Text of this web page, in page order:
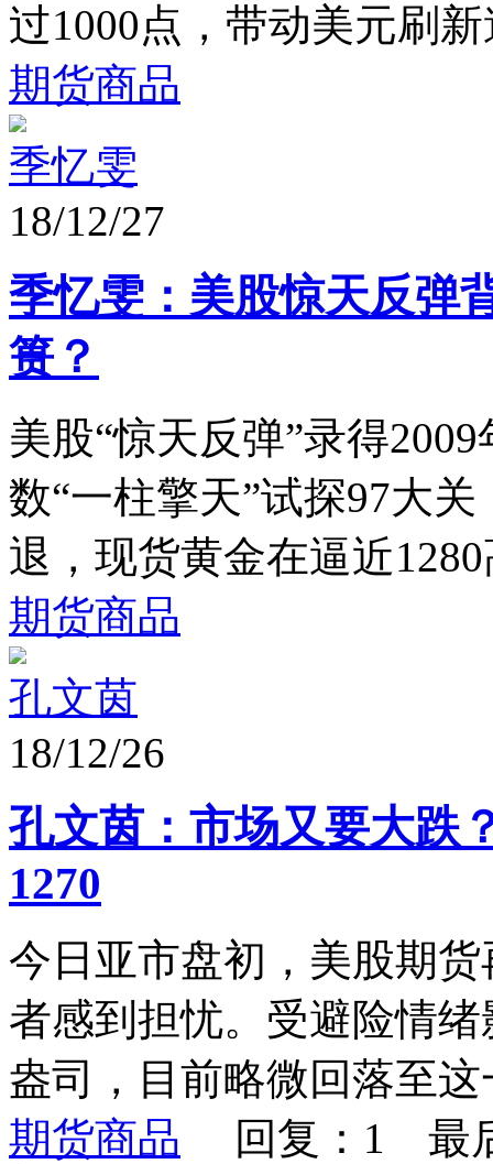
过1000点，带动美元刷
期货商品
季忆雯
18/12/27
季忆雯：美股惊天反弹
篑？
美股“惊天反弹”录得
数“一柱擎天”试探97大
退，现货黄金在逼近
期货商品
孔文茵
18/12/26
孔文茵：市场又要大跌
1270
今日亚市盘初，美股期
者感到担忧。受避险情
盎司，目前略微回落至
期货商品 回复：1 最